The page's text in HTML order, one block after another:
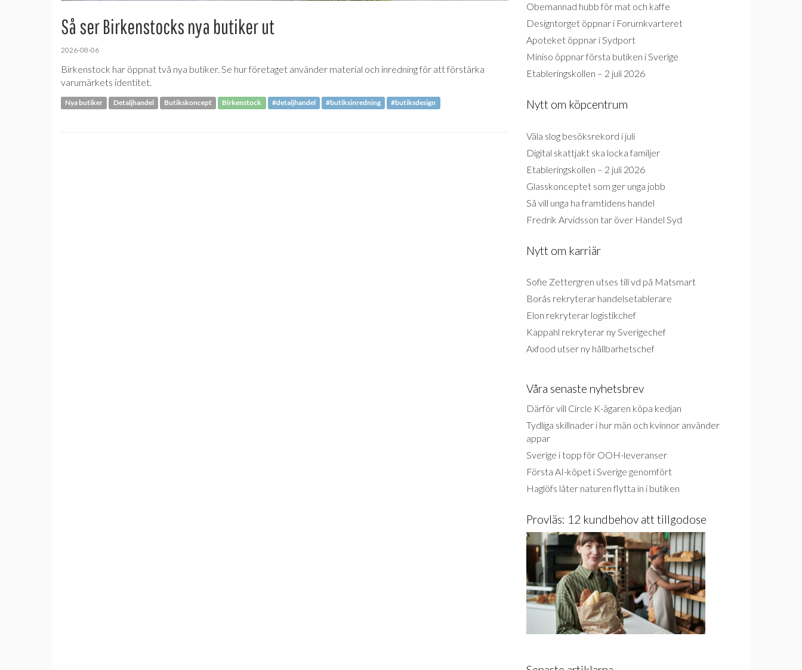
Så ser Birkenstocks nya butiker ut
2026-08-06
Birkenstock har öppnat två nya butiker. Se hur företaget använder material och inredning för att förstärka
varumärkets identitet.
Nya butiker Detaljhandel Butikskoncept Birkenstock #detaljhandel #butiksinredning #butiksdesign
Obemannad hubb för mat och kaffe
Designtorget öppnar i Forumkvarteret
Apoteket öppnar i Sydport
Miniso öppnar första butiken i Sverige
Etableringskollen – 2 juli 2026
Nytt om köpcentrum
Väla slog besöksrekord i juli
Digital skattjakt ska locka familjer
Etableringskollen – 2 juli 2026
Glasskonceptet som ger unga jobb
Så vill unga ha framtidens handel
Fredrik Arvidsson tar över Handel Syd
Nytt om karriär
Sofie Zettergren utses till vd på Matsmart
Borås rekryterar handelsetablerare
Elon rekryterar logistikchef
Kappahl rekryterar ny Sverigechef
Axfood utser ny hållbarhetschef
Våra senaste nyhetsbrev
Därför vill Circle K-ägaren köpa kedjan
Tydliga skillnader i hur män och kvinnor använder
appar
Sverige i topp för OOH-leveranser
Första AI-köpet i Sverige genomfört
Haglöfs låter naturen flytta in i butiken
Provläs: 12 kundbehov att tillgodose